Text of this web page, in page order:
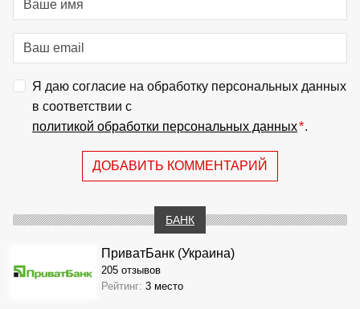
Я даю согласие на обработку персональных данных
в соответствии с
политикой обработки персональных данных*.
ДОБАВИТЬ КОММЕНТАРИЙ
БАНК
ПриватБанк (Украина)
205 отзывов
Рейтинг: 3 место